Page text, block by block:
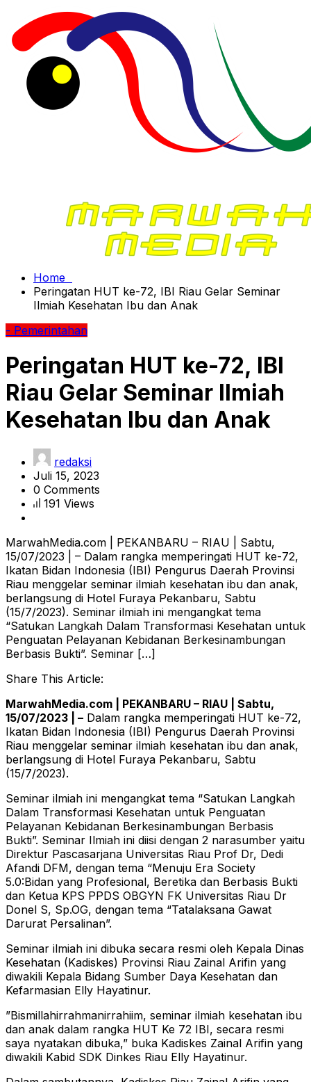
Home
Peringatan HUT ke-72, IBI Riau Gelar Seminar
Ilmiah Kesehatan Ibu dan Anak
- Pemerintahan
Peringatan HUT ke-72, IBI
Riau Gelar Seminar Ilmiah
Kesehatan Ibu dan Anak
redaksi
Juli 15, 2023
0 Comments
191 Views
MarwahMedia.com | PEKANBARU – RIAU | Sabtu,
15/07/2023 | – Dalam rangka memperingati HUT ke-72,
Ikatan Bidan Indonesia (IBI) Pengurus Daerah Provinsi
Riau menggelar seminar ilmiah kesehatan ibu dan anak,
berlangsung di Hotel Furaya Pekanbaru, Sabtu
(15/7/2023). Seminar ilmiah ini mengangkat tema
“Satukan Langkah Dalam Transformasi Kesehatan untuk
Penguatan Pelayanan Kebidanan Berkesinambungan
Berbasis Bukti”. Seminar […]
Share This Article:
MarwahMedia.com | PEKANBARU – RIAU | Sabtu,
15/07/2023 | – Dalam rangka memperingati HUT ke-72,
Ikatan Bidan Indonesia (IBI) Pengurus Daerah Provinsi
Riau menggelar seminar ilmiah kesehatan ibu dan anak,
berlangsung di Hotel Furaya Pekanbaru, Sabtu
(15/7/2023).
Seminar ilmiah ini mengangkat tema “Satukan Langkah
Dalam Transformasi Kesehatan untuk Penguatan
Pelayanan Kebidanan Berkesinambungan Berbasis
Bukti”. Seminar Ilmiah ini diisi dengan 2 narasumber yaitu
Direktur Pascasarjana Universitas Riau Prof Dr, Dedi
Afandi DFM, dengan tema “Menuju Era Society
5.0:Bidan yang Profesional, Beretika dan Berbasis Bukti
dan Ketua KPS PPDS OBGYN FK Universitas Riau Dr
Donel S, Sp.OG, dengan tema “Tatalaksana Gawat
Darurat Persalinan”.
Seminar ilmiah ini dibuka secara resmi oleh Kepala Dinas
Kesehatan (Kadiskes) Provinsi Riau Zainal Arifin yang
diwakili Kepala Bidang Sumber Daya Kesehatan dan
Kefarmasian Elly Hayatinur.
”Bismillahirrahmanirrahiim, seminar ilmiah kesehatan ibu
dan anak dalam rangka HUT Ke 72 IBI, secara resmi
saya nyatakan dibuka,” buka Kadiskes Zainal Arifin yang
diwakili Kabid SDK Dinkes Riau Elly Hayatinur.